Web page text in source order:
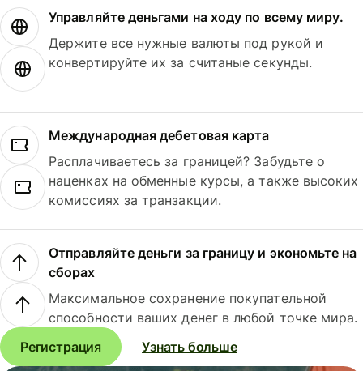
Управляйте деньгами на ходу по всему миру.
Держите все нужные валюты под рукой и
конвертируйте их за считаные секунды.
Международная дебетовая карта
Расплачиваетесь за границей? Забудьте о
наценках на обменные курсы, а также высоких
комиссиях за транзакции.
Отправляйте деньги за границу и экономьте на
сборах
Максимальное сохранение покупательной
способности ваших денег в любой точке мира.
Регистрация
Узнать больше